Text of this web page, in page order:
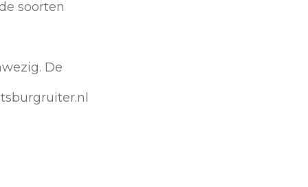
soorten
De